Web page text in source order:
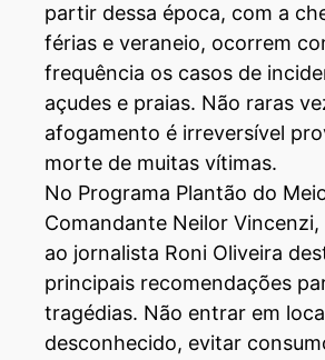
partir dessa época, com a
férias e veraneio, ocorrem
frequência os casos de
açudes e praias. Não raras
afogamento é irreversível
morte de muitas vítimas.
No Programa Plantão do
Comandante Neilor
ao jornalista Roni Oliveira
principais recomendações
tragédias. Não entrar em
desconhecido, evitar